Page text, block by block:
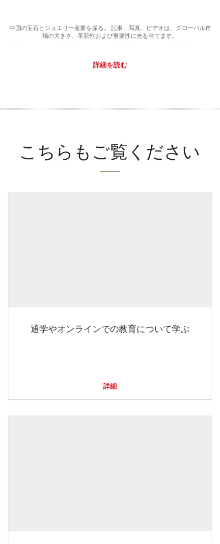
中国の宝石とジュエリー産業を探る。 記事、写真、ビデオは、グローバル市
場の大きさ、革新性および重要性に光を当てます。
詳細を読む
こちらもご覧ください
通学やオンラインでの教育について学ぶ
詳細